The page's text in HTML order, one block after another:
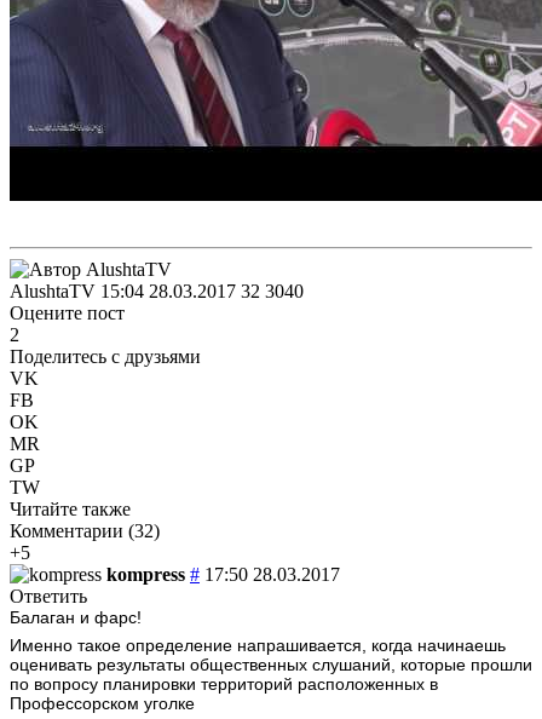
AlushtaTV 15:04 28.03.2017 32 3040
Оцените пост
2
Поделитесь с друзьями
VK
FB
OK
MR
GP
TW
Читайте также
Комментарии (32)
+5
kompress # 17:50 28.03.2017
Ответить
Балаган и фарс!
Именно такое определение напрашивается, когда начинаешь
оценивать результаты общественных слушаний, которые прошли
по вопросу планировки территорий расположенных в
Профессорском уголке